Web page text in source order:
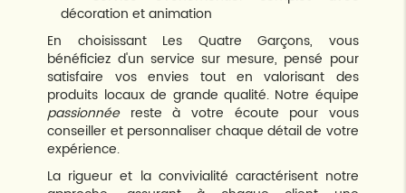
décoration et animation
En choisissant Les Quatre Garçons, vous
bénéficiez d'un service sur mesure, pensé pour
satisfaire vos envies tout en valorisant des
produits locaux de grande qualité. Notre équipe
passionnéereste à votre écoute pour vous
conseiller et personnaliser chaque détail de votre
expérience.
La rigueur et la convivialité caractérisent notre